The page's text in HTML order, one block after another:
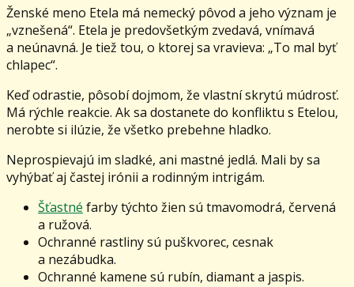
Ženské meno Etela má nemecký pôvod a jeho význam je
„vznešená“. Etela je predovšetkým zvedavá, vnímavá
a neúnavná. Je tiež tou, o ktorej sa vravieva: „To mal byť
chlapec“.
Keď odrastie, pôsobí dojmom, že vlastní skrytú múdrosť.
Má rýchle reakcie. Ak sa dostanete do konfliktu s Etelou,
nerobte si ilúzie, že všetko prebehne hladko.
Neprospievajú im sladké, ani mastné jedlá. Mali by sa
vyhýbať aj častej irónii a rodinným intrigám.
Šťastné farby týchto žien sú tmavomodrá, červená
a ružová.
Ochranné rastliny sú puškvorec, cesnak
a nezábudka.
Ochranné kamene sú rubín, diamant a jaspis.